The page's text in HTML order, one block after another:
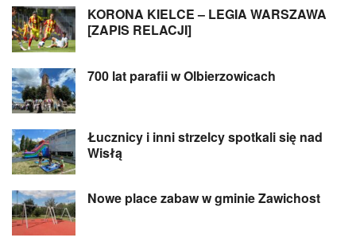
KORONA KIELCE – LEGIA WARSZAWA
[ZAPIS RELACJI]
700 lat parafii w Olbierzowicach
Łucznicy i inni strzelcy spotkali się nad
Wisłą
Nowe place zabaw w gminie Zawichost